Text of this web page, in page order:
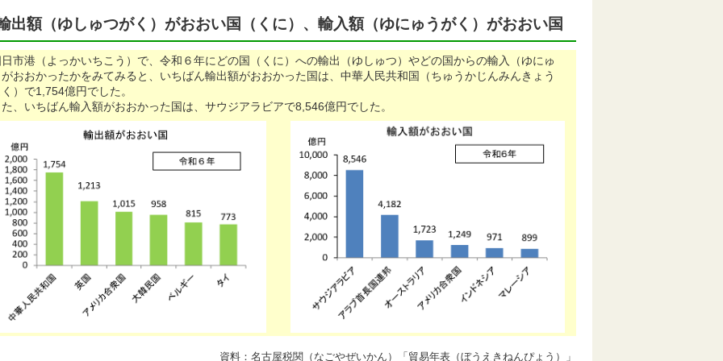
出額（ゆしゅつがく）がおおい国（くに）、輸入額（ゆにゅうがく）がおおい国
日市港（よっかいちこう）で、令和６年にどの国（くに）への輸出（ゆしゅつ）やどの国からの輸入（ゆにゅ
がおおかったかをみてみると、いちばん輸出額がおおかった国は、中華人民共和国（ちゅうかじんみんきょう
）で1,754億円でした。
、いちばん輸入額がおおかった国は、サウジアラビアで8,546億円でした。
資料：名古屋税関（なごやぜいかん）「貿易年表（ぼうえきねんぴょう）」